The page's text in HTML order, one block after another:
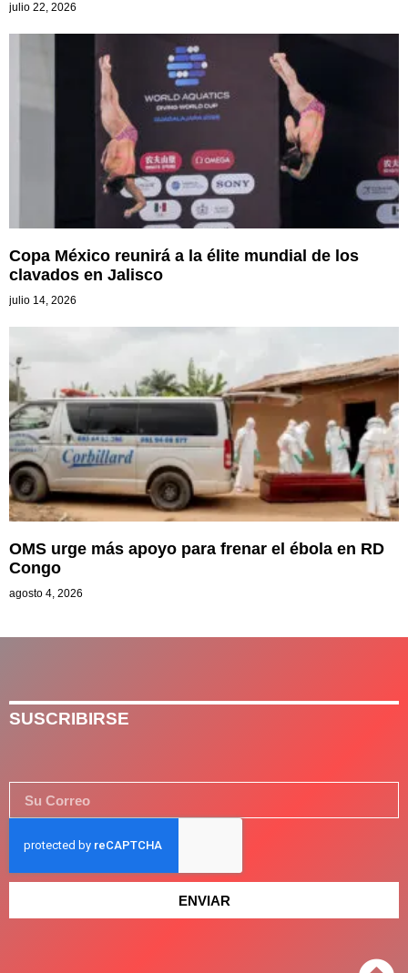
julio 22, 2026
Copa México reunirá a la élite mundial de los
clavados en Jalisco
julio 14, 2026
OMS urge más apoyo para frenar el ébola en RD
Congo
agosto 4, 2026
SUSCRIBIRSE
ENVIAR